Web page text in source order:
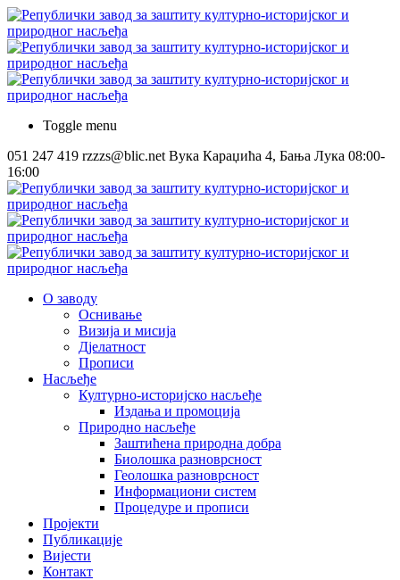
Toggle menu
051 247 419 rzzzs@blic.net Вука Караџића 4, Бања Лука 08:00-
16:00
О заводу
Оснивање
Визија и мисија
Дјелатност
Прописи
Насљеђе
Културно-историјско насљеђе
Издања и промоција
Природно насљеђе
Заштићена природна добра
Биолошка разноврсност
Геолошка разноврсност
Информациони систем
Процедуре и прописи
Пројекти
Публикације
Вијести
Контакт